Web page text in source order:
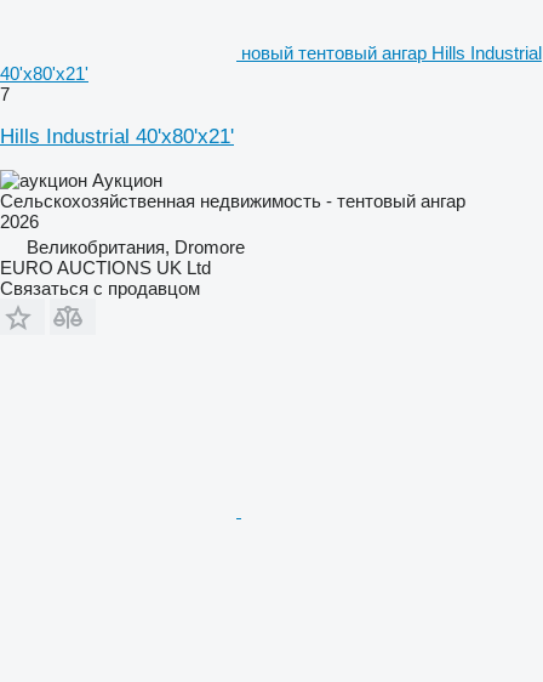
новый тентовый ангар Hills Industrial
40'x80'x21'
7
Hills Industrial 40'x80'x21'
Аукцион
Сельскохозяйственная недвижимость - тентовый ангар
2026
Великобритания, Dromore
EURO AUCTIONS UK Ltd
Связаться с продавцом